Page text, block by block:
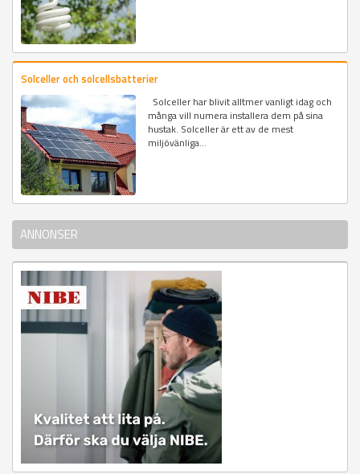
Solceller och solcellsbatterier
Solceller har blivit alltmer vanligt idag och
många vill numera installera dem på sina
hustak. Solceller är ett av de mest
miljövänliga...
ANNONSER